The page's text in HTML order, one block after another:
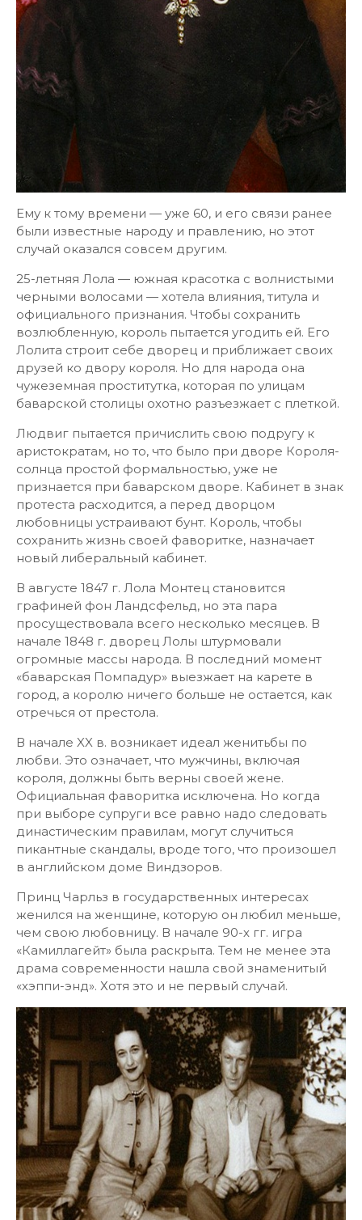
Ему к тому времени — уже 60, и его связи ранее
были известные народу и правлению, но этот
случай оказался совсем другим.
25-летняя Лола — южная красотка с волнистыми
черными волосами — хотела влияния, титула и
официального признания. Чтобы сохранить
возлюбленную, король пытается угодить ей. Его
Лолита строит себе дворец и приближает своих
друзей ко двору короля. Но для народа она
чужеземная проститутка, которая по улицам
баварской столицы охотно разъезжает с плеткой.
Людвиг пытается причислить свою подругу к
аристократам, но то, что было при дворе Короля-
солнца простой формальностью, уже не
признается при баварском дворе. Кабинет в знак
протеста расходится, а перед дворцом
любовницы устраивают бунт. Король, чтобы
сохранить жизнь своей фаворитке, назначает
новый либеральный кабинет.
В августе 1847 г. Лола Монтец становится
графиней фон Ландсфельд, но эта пара
просуществовала всего несколько месяцев. В
начале 1848 г. дворец Лолы штурмовали
огромные массы народа. В последний момент
«баварская Помпадур» выезжает на карете в
город, а королю ничего больше не остается, как
отречься от престола.
В начале XX в. возникает идеал женитьбы по
любви. Это означает, что мужчины, включая
короля, должны быть верны своей жене.
Официальная фаворитка исключена. Но когда
при выборе супруги все равно надо следовать
династическим правилам, могут случиться
пикантные скандалы, вроде того, что произошел
в английском доме Виндзоров.
Принц Чарльз в государственных интересах
женился на женщине, которую он любил меньше,
чем свою любовницу. В начале 90-х гг. игра
«Камиллагейт» была раскрыта. Тем не менее эта
драма современности нашла свой знаменитый
«хэппи-энд». Хотя это и не первый случай.